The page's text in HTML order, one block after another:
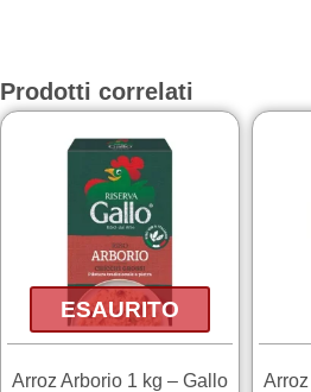
Prodotti correlati
ESAURITO
Arroz Arborio 1 kg – Gallo